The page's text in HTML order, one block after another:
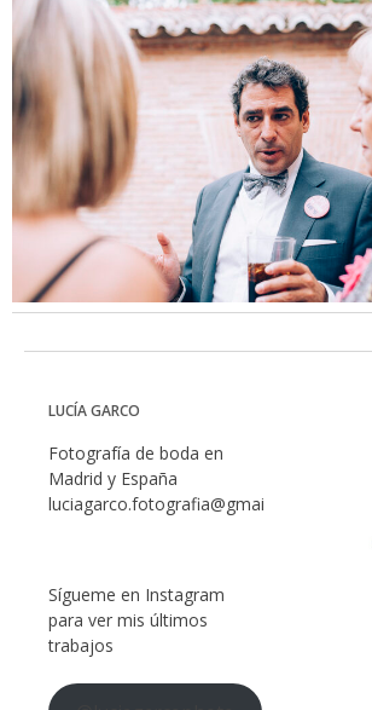
LUCÍA GARCO
Fotografía de boda en
Madrid y España
luciagarco.fotografia@gmail.com
Sígueme en Instagram
para ver mis últimos
trabajos